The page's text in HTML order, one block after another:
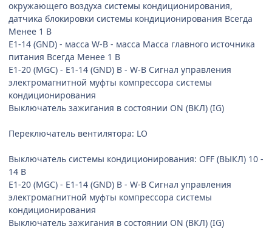
окружающего воздуха системы кондиционирования,
датчика блокировки системы кондиционирования Всегда
Менее 1 В
E1-14 (GND) - масса W-B - масса Масса главного источника
питания Всегда Менее 1 В
E1-20 (MGC) - E1-14 (GND) B - W-B Сигнал управления
электромагнитной муфты компрессора системы
кондиционирования
Выключатель зажигания в состоянии ON (ВКЛ) (IG)
Переключатель вентилятора: LO
Выключатель системы кондиционирования: OFF (ВЫКЛ) 10 -
14 В
E1-20 (MGC) - E1-14 (GND) B - W-B Сигнал управления
электромагнитной муфты компрессора системы
кондиционирования
Выключатель зажигания в состоянии ON (ВКЛ) (IG)